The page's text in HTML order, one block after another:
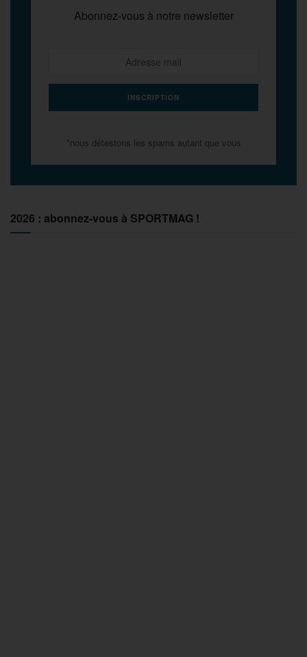
Abonnez-vous à notre newsletter
*nous détestons les spams autant que vous
2026 : abonnez-vous à SPORTMAG !